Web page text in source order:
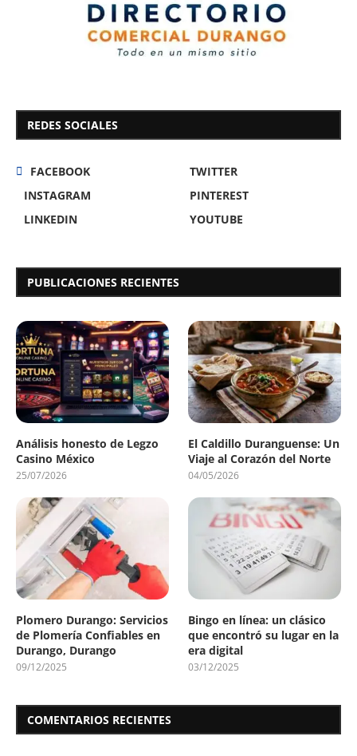
REDES SOCIALES
FACEBOOK
TWITTER
INSTAGRAM
PINTEREST
LINKEDIN
YOUTUBE
PUBLICACIONES RECIENTES
Análisis honesto de Legzo
Casino México
25/07/2026
El Caldillo Duranguense: Un
Viaje al Corazón del Norte
04/05/2026
Plomero Durango: Servicios
de Plomería Confiables en
Durango, Durango
09/12/2025
Bingo en línea: un clásico
que encontró su lugar en la
era digital
03/12/2025
COMENTARIOS RECIENTES